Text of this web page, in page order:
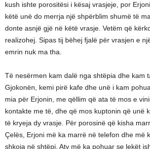
kush ishte porositësi i kësaj vrasjeje, por
këtë unë do merrja një shpërblim shumë të
donte asnjë gjë në këtë vrasje. Vetëm që
realizohej. Sipas tij bëhej fjalë për vrasjen e
emrin nuk ma tha.
Të nesërmen kam dalë nga shtëpia dhe kam
Gjokonën, kemi pirë kafe dhe unë i kam
mia për Erjonin, me qëllim që ata të mos e
kontakte me të, dhe që mos kuptonin që unë
të kryeja dy vrasje. Për porosinë që kisha
Çelës, Erjoni më ka marrë në telefon dhe më
shkoja në shtëpi. Aty më ka pohuar se lekët